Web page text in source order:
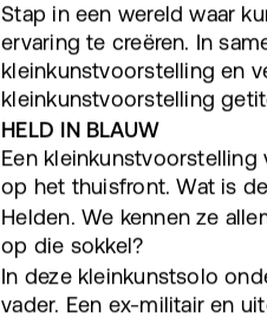
Stap in een wereld waar
ervaring te creëren. In
kleinkunstvoorstelling en
kleinkunstvoorstelling
HELD IN BLAUW
Een
op het thuisfront. Wat is
Helden. We kennen ze
op die sokkel?
In deze kleinkunstsolo
vader. Een ex-militair en